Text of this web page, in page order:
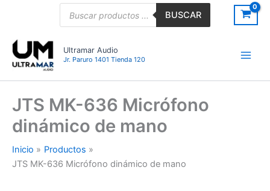
BUSCAR
Ultramar Audio
Jr. Paruro 1401 Tienda 120
JTS MK-636 Micrófono
dinámico de mano
Inicio
Productos
JTS MK-636 Micrófono dinámico de mano